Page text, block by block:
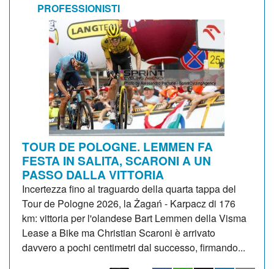
PROFESSIONISTI
TOUR DE POLOGNE. LEMMEN FA
FESTA IN SALITA, SCARONI A UN
PASSO DALLA VITTORIA
Incertezza fino al traguardo della quarta tappa del
Tour de Pologne 2026, la Żagań - Karpacz di 176
km: vittoria per l'olandese Bart Lemmen della Visma
Lease a Bike ma Christian Scaroni è arrivato
davvero a pochi centimetri dal successo, firmando...